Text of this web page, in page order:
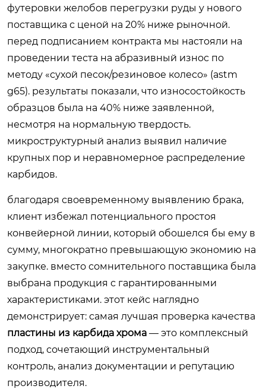
футеровки желобов перегрузки руды у нового
поставщика с ценой на 20% ниже рыночной.
перед подписанием контракта мы настояли на
проведении теста на абразивный износ по
методу «сухой песок/резиновое колесо» (astm
g65). результаты показали, что износостойкость
образцов была на 40% ниже заявленной,
несмотря на нормальную твердость.
микроструктурный анализ выявил наличие
крупных пор и неравномерное распределение
карбидов.
благодаря своевременному выявлению брака,
клиент избежал потенциального простоя
конвейерной линии, который обошелся бы ему в
сумму, многократно превышающую экономию на
закупке. вместо сомнительного поставщика была
выбрана продукция с гарантированными
характеристиками. этот кейс наглядно
демонстрирует: самая лучшая проверка качества
пластины из карбида хрома — это комплексный
подход, сочетающий инструментальный
контроль, анализ документации и репутацию
производителя.